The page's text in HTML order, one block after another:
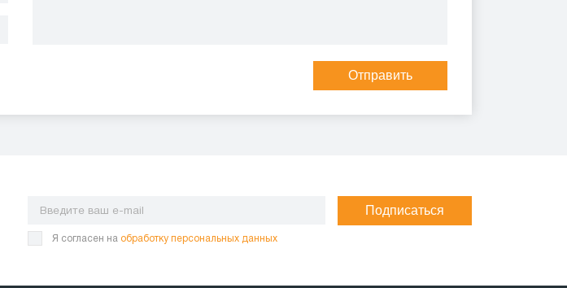
Отправить
Я согласен на обработку персональных данных
Подписаться